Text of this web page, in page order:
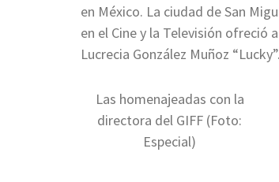
en México. La ciudad de San
en el Cine y la Televisión ofreció
Lucrecia González Muñoz “Lucky”.
Las homenajeadas con la
directora del GIFF (Foto:
Especial)